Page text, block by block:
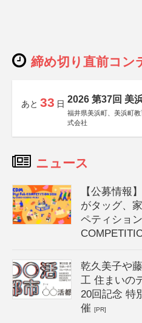
締め切り直前コン
あと 33 日 2026 第37回 美
福井県美浜町、美浜町
式会社
ニュース
【公募情報
がタッグ、
ペティショ
乾久美子や
工 住まいの
20回記念 特
催[PR]